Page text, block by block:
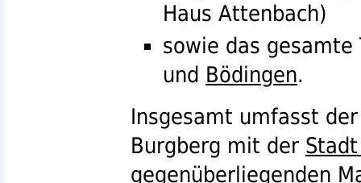
Haus Attenbach)
sowie das
und Bödingen.
Insgesamt umfasst
Burgberg mit der
gegenüberliegenden